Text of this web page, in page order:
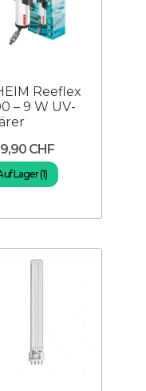
Reeflex
– 9 W UV-
CHF
Lager (1)